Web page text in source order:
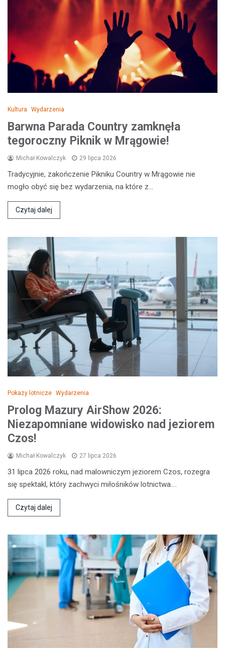
Kultura Wydarzenia
Barwna Parada Country zamknęła
tegoroczny Piknik w Mrągowie!
Michał Kowalczyk 29 lipca 2026
Tradycyjnie, zakończenie Pikniku Country w Mrągowie nie
mogło obyć się bez wydarzenia, na które z…
Czytaj dalej
Pokazy lotnicze Wydarzenia
Prolog Mazury AirShow 2026:
Niezapomniane widowisko nad jeziorem
Czos!
Michał Kowalczyk 27 lipca 2026
31 lipca 2026 roku, nad malowniczym jeziorem Czos, rozegra
się spektakl, który zachwyci miłośników lotnictwa.…
Czytaj dalej